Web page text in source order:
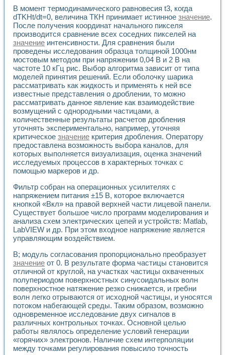
Учебный практикум "Спектральный и корреляционный
Учебный стенд для исследования принципа действия
Оборудование и программное обеспечение учебных
Виртуальный лабораторный практикум для изучения
Управление роботом ТУР-10 средствами LabVIEW
Аппаратно-программный комплекс для исследования
Автоматизированный дистанционный лабораторный
Исследование возможности реставрации одномерных
Использование технологий NATIONAL INSTRUMENTS в
Разработка модификаций алгоритма полигармонической
Учебный стенд для исследования принципа действия
Виртуальная система поддержки принимаемых решений в
Преемственность дисциплин «Моделирование систем» и
Универсальный стенд для исследования электрических
Лабораторные практикумы по информационно-
Виртуальный измеритель частотных характеристик на
Лабораторный практикум по основам теории Коммутации
Разработка виртуальной лабораторной работы
Из опыта внедрения в рамках национального проекта
Исследование эффективности решателей
Опыт разработки LabVIEW лабораторных практикумов
Проблемы повышения качества образования и
Развитие LabVIEW лабораторного практикума по
Разработка виртуальной лаборатории по электротехнике
Усовершенствованные алгоритмы частотного анализа
Об опыте работы учебного центра «Технологии
Технологии NI в магистерской программе «Прикладная
Система диагностики двигателей постоянного тока
Автоматизированный стенд формирования
Лабораторный практикум по курсу ИИС на базе
Партнеры
Академические и отраслевые институты
Учебные заведения
Бизнес
Контакты
В момент термодинамического равновесия t3, когда
dTKHt/dt=0, величина ТКН принимает истинное значение.
После получения координат начального пикселя
производится сравнение всех соседних пикселей на
значение интенсивности. Для сравнения были
проведены исследования образца толщиной 1000нм
мостовым методом при напряжении 0,04 В и 2 В на
частоте 10 кГц рис. Выбор алгоритма зависит от типа
моделей принятия решений. Если оболочку шарика
рассматривать как жидкость и применять к ней все
известные представления о дроблении, то можно
рассматривать данное явление как взаимодействие
возмущений с однородными частицами, а
количественные результаты расчетов дробления
уточнять экспериментально, например, уточняя
критическое значение критерия дробления. Оператору
предоставлена возможность выбора каналов, для
которых выполняется визуализация, оценка значений
исследуемых процессов в характерных точках с
помощью маркеров и др.
Фильтр собран на операционных усилителях с
напряжением питания ±15 В, которое включается
кнопкой «Вкл» на правой верхней части лицевой панели.
Существует большое число программ моделирования и
анализа схем электрических цепей и устройств: Matlab,
LabVIEW и др. При этом входное напряжение является
управляющим воздействием.
В; модуль согласования пропорционально преобразует
значение от 0. В результате форма частицы становится
отличной от круглой, на участках частицы охваченных
полупериодом поверхностных синусоидальных волн
поверхностное натяжение резко снижается, и гребни
волн легко отрываются от исходной частицы, и уносятся
потоком набегающей среды. Таким образом, возможно
одновременное исследование двух сигналов в
различных контрольных точках. Основной целью
работы являлось определение условий генерации
«горячих» электронов. Наличие схем интерполяции
между точками регулирования повысило точность